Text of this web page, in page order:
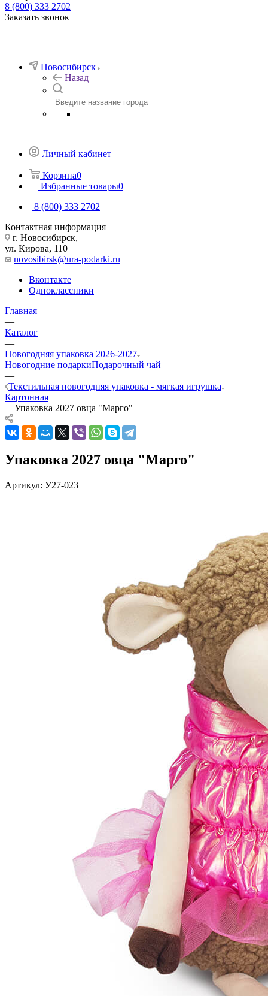
8 (800) 333 2702
Заказать звонок
Новосибирск
Назад
Личный кабинет
Корзина0
Избранные товары0
8 (800) 333 2702
Контактная информация
г. Новосибирск,
ул. Кирова, 110
novosibirsk@ura-podarki.ru
Вконтакте
Одноклассники
Главная
—
Каталог
—
Новогодняя упаковка 2026-2027
Новогодние подаркиПодарочный чай
—
Текстильная новогодняя упаковка - мягкая игрушка
Картонная
—Упаковка 2027 овца "Марго"
Упаковка 2027 овца "Марго"
Артикул: У27-023